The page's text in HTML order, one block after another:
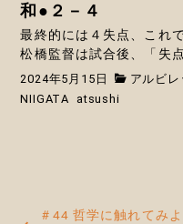
和●２－４
最終的には４失点、これ
松橋監督は試合後、「失
2024年5月15日
アルビレ
NIIGATA
atsushi
＃44 哲学に触れてみ